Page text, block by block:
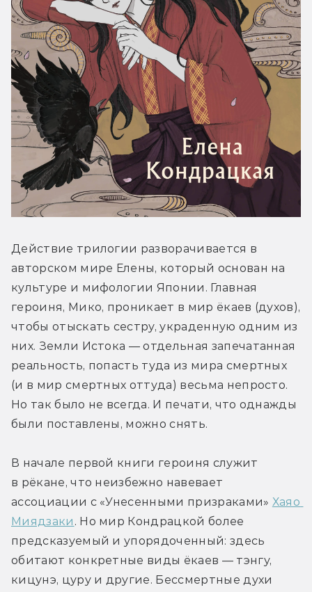
Действие трилогии разворачивается в
авторском мире Елены, который основан на
культуре и мифологии Японии. Главная
героиня, Мико, проникает в мир ёкаев (духов),
чтобы отыскать сестру, украденную одним из
них. Земли Истока — отдельная запечатанная
реальность, попасть туда из мира смертных
(и в мир смертных оттуда) весьма непросто.
Но так было не всегда. И печати, что однажды
были поставлены, можно снять.
В начале первой книги героиня служит
в рёкане, что неизбежно навевает
ассоциации с «Унесенными призраками» Хаяо
Миядзаки . Но мир Кондрацкой более
предсказуемый и упорядоченный: здесь
обитают конкретные виды ёкаев — тэнгу,
кицунэ, цуру и другие. Бессмертные духи